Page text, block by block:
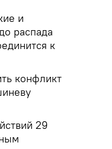
и
распада
к
конфликт
29